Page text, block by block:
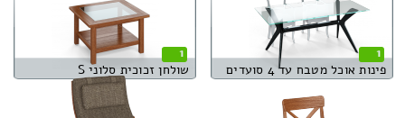
1
פינות אוכל מטבח עד 4 סועדים
1
שולחן זכוכית סלוני S